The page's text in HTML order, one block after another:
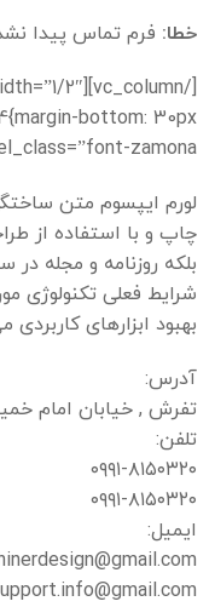
خطا: فرم تماس پیدا
bottom: 30px
zamona”]
لورم ایپسوم متن
چاپ و با استفاده از
بلکه روزنامه و مجله
شرایط فعلی تکنولوژی
بهبود ابزارهای کاربردی
آدرس:
تفرش , خیابان امام
تلفن:
۰۹۹۱-۸۱۵۰۳۲۰
۰۹۹۱-۸۱۵۰۳۲۰
ایمیل: